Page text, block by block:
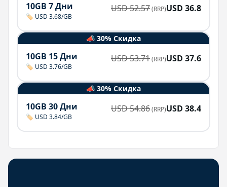
10GB 7 Дни
🏷️ USD 3.68/GB
USD52.57(RRP)USD 36.8
📣 30% Скидка
10GB 15 Дни
🏷️ USD 3.76/GB
USD53.71(RRP)USD 37.6
📣 30% Скидка
10GB 30 Дни
🏷️ USD 3.84/GB
USD54.86(RRP)USD 38.4